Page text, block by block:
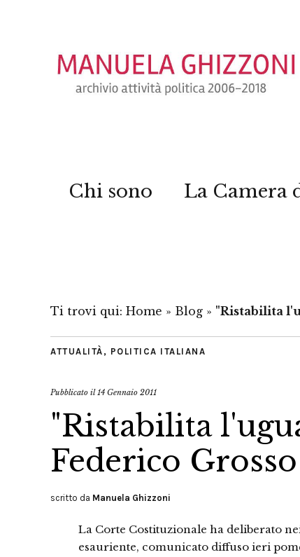
Chi sono La Camera
Ti trovi qui: Home » Blog » "Ristabilita
ATTUALITÀ , POLITICA ITALIANA
Pubblicato il14 Gennaio 2011
"Ristabilita
Federico Grosso
scritto da Manuela Ghizzoni
La Corte Costituzionale ha deliberato
esauriente, comunicato diffuso ieri